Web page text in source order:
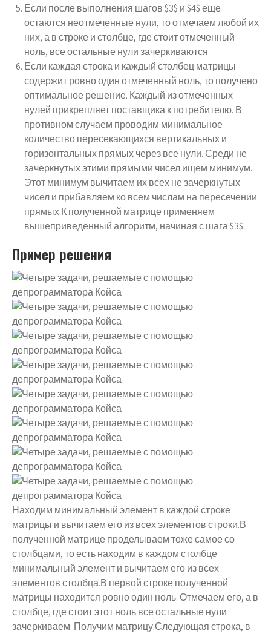
Если после выполнения шагов $3$ и $4$ еще
остаются неотмеченные нули, то отмечаем любой их
них, а в строке и столбце, где стоит отмеченный
ноль, все остальные нули зачеркиваются.
Если каждая строка и каждый столбец матрицы
содержит ровно один отмеченный ноль, то получено
оптимальное решение. Каждый из отмеченных
нулей прикрепляет поставщика к потребителю. В
противном случаем проводим минимальное
количество пересекающихся вертикальных и
горизонтальных прямых через все нули. Среди не
зачеркнутых этими прямыми чисел ищем минимум.
Этот минимум вычитаем их всех не зачеркнутых
чисел и прибавляем ко всем числам на пересечении
прямых.К полученной матрице применяем
вышеприведенный алгоритм, начиная с шага $3$.
Пример решения
Находим минимальный элемент в каждой строке
матрицы и вычитаем его из всех элементов строки.В
полученной матрице проделываем тоже самое со
столбцами, то есть находим в каждом столбце
минимальный элемент и вычитаем его из всех
элементов столбца.В первой строке полученной
матрицы находится ровно один ноль. Отмечаем его, а в
столбце, где стоит этот ноль все остальные нули
зачеркиваем. Получим матрицу:Следующая строка, в